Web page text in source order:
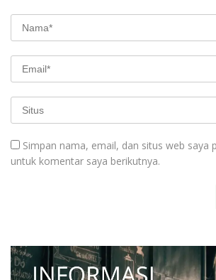
Simpan nama, email, dan situs web saya
untuk komentar saya berikutnya.